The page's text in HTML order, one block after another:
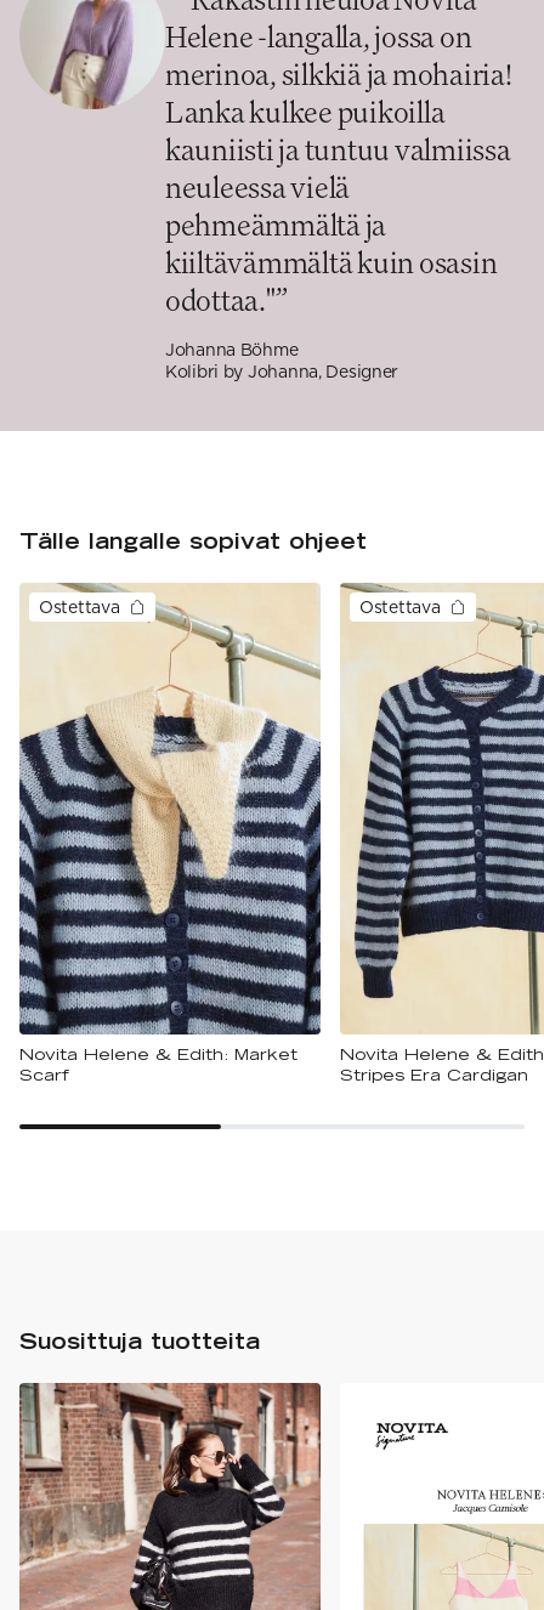
Helene -langalla, jossa on
merinoa, silkkiä ja mohairia!
Lanka kulkee puikoilla
kauniisti ja tuntuu valmiissa
neuleessa vielä
pehmeämmältä ja
kiiltävämmältä kuin osasin
odottaa."”
Johanna Böhme
Kolibri by Johanna, Designer
Tälle langalle sopivat ohjeet
Ostettava
Novita Helene & Edith: Market
Scarf
Ostettava
Novita Helene &
Stripes Era Cardigan
Suosittuja tuotteita